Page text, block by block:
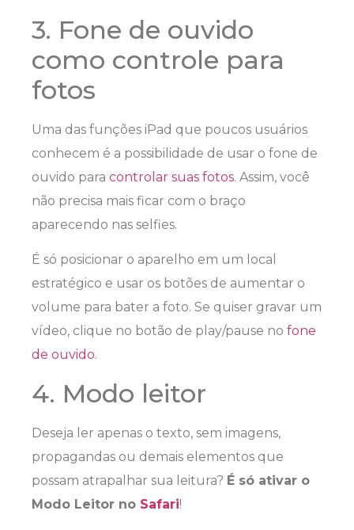
3. Fone de ouvido
como controle para
fotos
Uma das funções iPad que poucos usuários
conhecem é a possibilidade de usar o fone de
ouvido para controlar suas fotos. Assim, você
não precisa mais ficar com o braço
aparecendo nas selfies.
É só posicionar o aparelho em um local
estratégico e usar os botões de aumentar o
volume para bater a foto. Se quiser gravar um
vídeo, clique no botão de play/pause no fone
de ouvido.
4. Modo leitor
Deseja ler apenas o texto, sem imagens,
propagandas ou demais elementos que
possam atrapalhar sua leitura? É só ativar o
Modo Leitor no Safari!